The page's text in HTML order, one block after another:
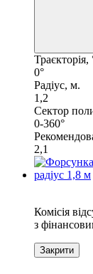
Траєкторія,
0°
Радіус, м.
1,2
Сектор
0-360°
2,1
Комісія
з
Закрити